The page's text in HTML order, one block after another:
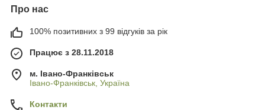
Про нас
100% позитивних з 99 відгуків за рік
Працює з 28.11.2018
м. Івано-Франківськ
Івано-Франківськ, Україна
Контакти